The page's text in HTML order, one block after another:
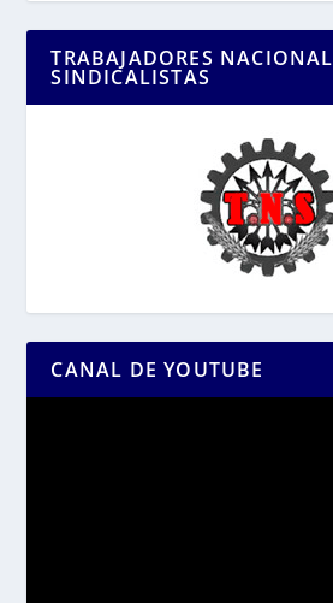
TRABAJADORES NACIONAL
SINDICALISTAS
CANAL DE YOUTUBE